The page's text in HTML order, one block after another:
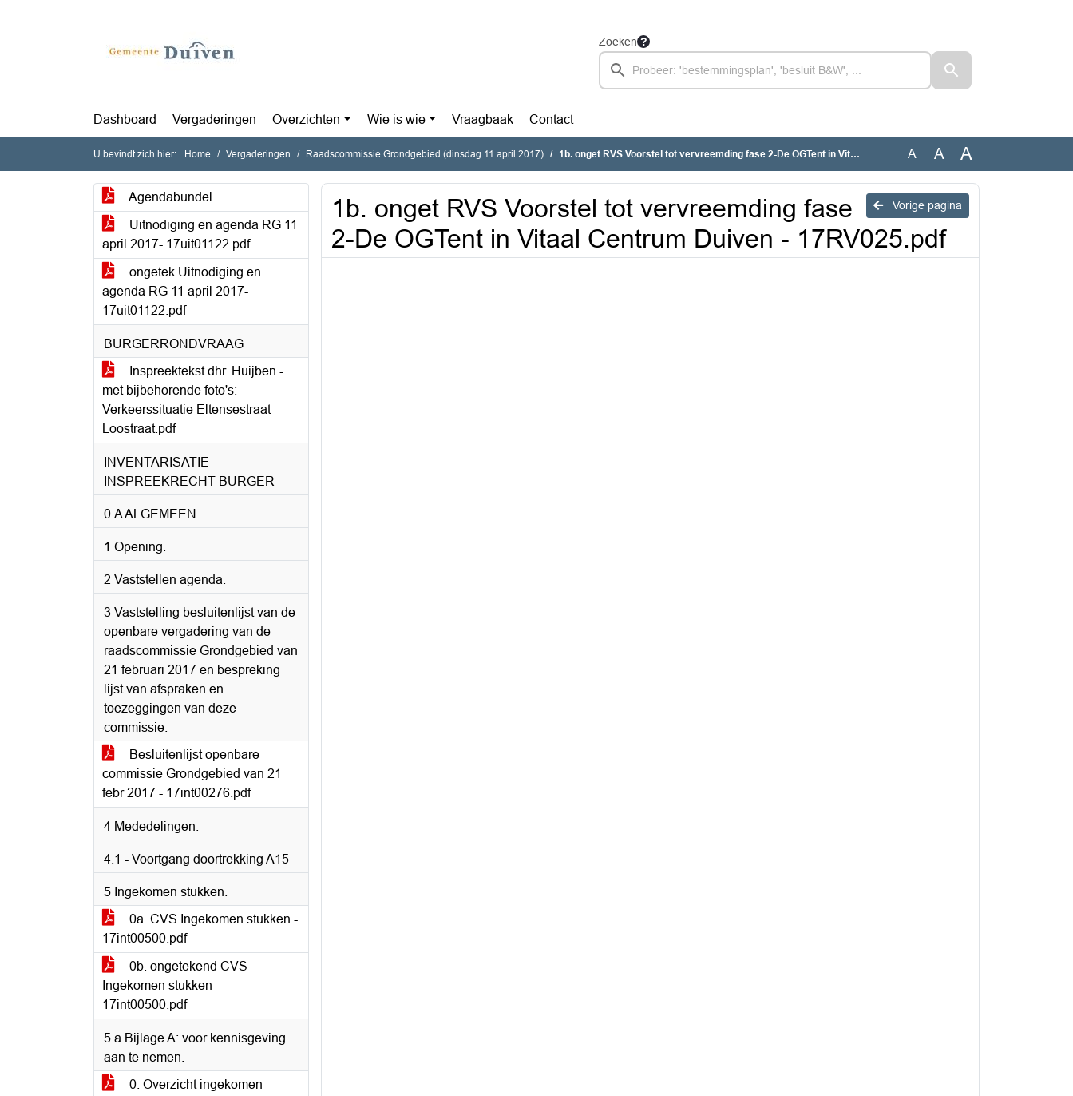
Zoeken
Dashboard Vergaderingen Overzichten Wie is wie Vraagbaak Contact
U bevindt zich hier: Home Vergaderingen Raadscommissie Grondgebied (dinsdag 11 april 2017) 1b. onget RVS Voorstel tot vervreemding fase 2-De OGTent in Vitaal Centrum Duiven - 17RV025.pdf A A A
Agendabundel
Uitnodiging en agenda RG 11
april 2017- 17uit01122.pdf
ongetek Uitnodiging en
agenda RG 11 april 2017-
17uit01122.pdf
BURGERRONDVRAAG
Inspreektekst dhr. Huijben -
met bijbehorende foto's:
Verkeerssituatie Eltensestraat
Loostraat.pdf
INVENTARISATIE
INSPREEKRECHT BURGER
0.A ALGEMEEN
1 Opening.
2 Vaststellen agenda.
3 Vaststelling besluitenlijst van de
openbare vergadering van de
raadscommissie Grondgebied van
21 februari 2017 en bespreking
lijst van afspraken en
toezeggingen van deze
commissie.
Besluitenlijst openbare
commissie Grondgebied van 21
febr 2017 - 17int00276.pdf
4 Mededelingen.
4.1 - Voortgang doortrekking A15
5 Ingekomen stukken.
0a. CVS Ingekomen stukken -
17int00500.pdf
0b. ongetekend CVS
Ingekomen stukken -
17int00500.pdf
5.a Bijlage A: voor kennisgeving
aan te nemen.
0. Overzicht ingekomen
Vorige pagina
1b. onget RVS Voorstel tot vervreemding fase
2-De OGTent in Vitaal Centrum Duiven - 17RV025.pdf